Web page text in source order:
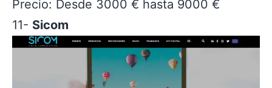
Precio: Desde 3000 € hasta 9000 €
11- Sicom